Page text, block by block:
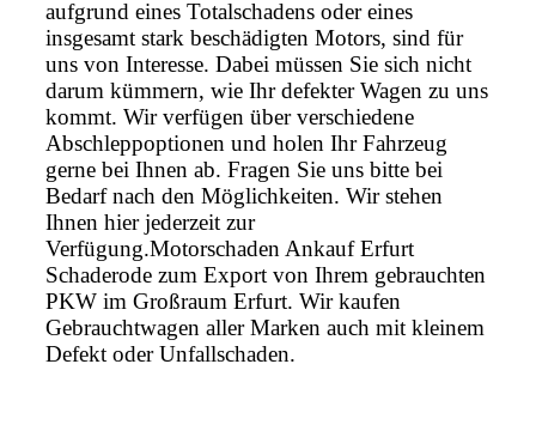
aufgrund eines Totalschadens oder eines
insgesamt stark beschädigten Motors, sind für
uns von Interesse. Dabei müssen Sie sich nicht
darum kümmern, wie Ihr defekter Wagen zu uns
kommt. Wir verfügen über verschiedene
Abschleppoptionen und holen Ihr Fahrzeug
gerne bei Ihnen ab. Fragen Sie uns bitte bei
Bedarf nach den Möglichkeiten. Wir stehen
Ihnen hier jederzeit zur
Verfügung.Motorschaden Ankauf Erfurt
Schaderode zum Export von Ihrem gebrauchten
PKW im Großraum Erfurt. Wir kaufen
Gebrauchtwagen aller Marken auch mit kleinem
Defekt oder Unfallschaden.